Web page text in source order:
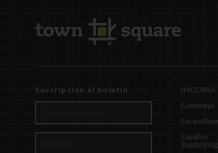
Suscripción al boletín
INCCRRA
Gateways
ExceleRate
Español
English(